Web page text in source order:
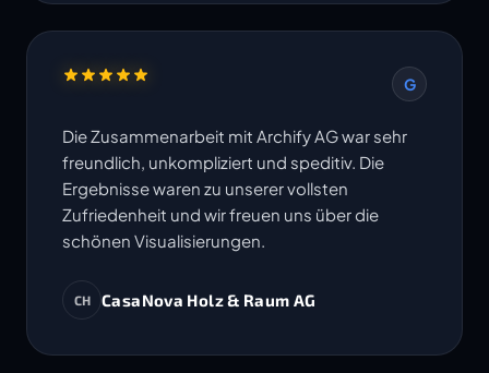
G
Die Zusammenarbeit mit Archify AG war sehr
freundlich, unkompliziert und speditiv. Die
Ergebnisse waren zu unserer vollsten
Zufriedenheit und wir freuen uns über die
schönen Visualisierungen.
CH CasaNova Holz & Raum AG